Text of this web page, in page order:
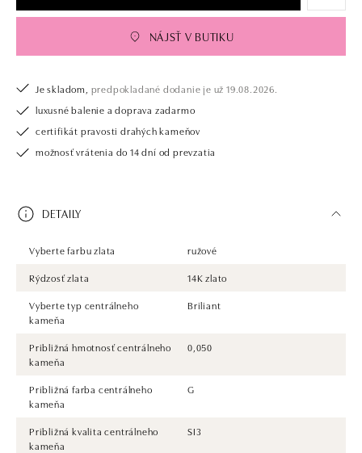
NÁJSŤ V BUTIKU
Je skladom, predpokladané dodanie je už 19.08.2026.
luxusné balenie a doprava zadarmo
certifikát pravosti drahých kameňov
možnosť vrátenia do 14 dní od prevzatia
DETAILY
Vyberte farbu zlata
ružové
Rýdzosť zlata
14K zlato
Vyberte typ centrálneho
kameňa
Briliant
Približná hmotnosť centrálneho
kameňa
0,050
Približná farba centrálneho
kameňa
G
Približná kvalita centrálneho
kameňa
SI3